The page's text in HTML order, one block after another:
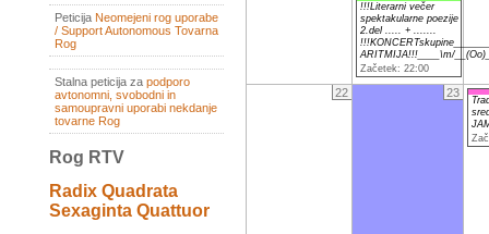
Peticija Neomejeni rog uporabe
/ Support Autonomous Tovarna
Rog
Stalna peticija za podporo
avtonomni, svobodni in
samoupravni uporabi nekdanje
tovarne Rog
Rog RTV
Radix Quadrata
Sexaginta Quattuor
!!!Literarni večer
spektakularne poezije
2.del ..... + .......
ARITMIJA!!!____\m/
Začetek: 22:00
22 23